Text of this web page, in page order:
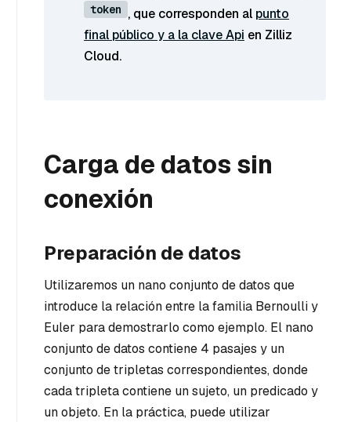
token , que corresponden al punto
final público y a la clave Api en Zilliz
Cloud.
Carga de datos sin
conexión
Preparación de datos
Utilizaremos un nano conjunto de datos que
introduce la relación entre la familia Bernoulli y
Euler para demostrarlo como ejemplo. El nano
conjunto de datos contiene 4 pasajes y un
conjunto de tripletas correspondientes, donde
cada tripleta contiene un sujeto, un predicado y
un objeto. En la práctica, puede utilizar